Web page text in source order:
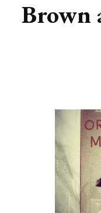
Brown